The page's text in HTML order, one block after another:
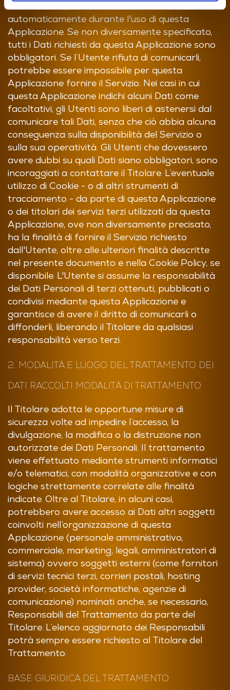
automaticamente durante l'uso di questa
Applicazione. Se non diversamente specificato,
tutti i Dati richiesti da questa Applicazione sono
obbligatori. Se l’Utente rifiuta di comunicarli,
potrebbe essere impossibile per questa
Applicazione fornire il Servizio. Nei casi in cui
questa Applicazione indichi alcuni Dati come
facoltativi, gli Utenti sono liberi di astenersi dal
comunicare tali Dati, senza che ciò abbia alcuna
conseguenza sulla disponibilità del Servizio o
sulla sua operatività. Gli Utenti che dovessero
avere dubbi su quali Dati siano obbligatori, sono
incoraggiati a contattare il Titolare. L’eventuale
utilizzo di Cookie - o di altri strumenti di
tracciamento - da parte di questa Applicazione
o dei titolari dei servizi terzi utilizzati da questa
Applicazione, ove non diversamente precisato,
ha la finalità di fornire il Servizio richiesto
dall'Utente, oltre alle ulteriori finalità descritte
nel presente documento e nella Cookie Policy, se
disponibile. L'Utente si assume la responsabilità
dei Dati Personali di terzi ottenuti, pubblicati o
condivisi mediante questa Applicazione e
garantisce di avere il diritto di comunicarli o
diffonderli, liberando il Titolare da qualsiasi
responsabilità verso terzi.
2. MODALITÀ E LUOGO DEL TRATTAMENTO DEI
DATI RACCOLTI MODALITÀ DI TRATTAMENTO
Il Titolare adotta le opportune misure di
sicurezza volte ad impedire l’accesso, la
divulgazione, la modifica o la distruzione non
autorizzate dei Dati Personali. Il trattamento
viene effettuato mediante strumenti informatici
e/o telematici, con modalità organizzative e con
logiche strettamente correlate alle finalità
indicate. Oltre al Titolare, in alcuni casi,
potrebbero avere accesso ai Dati altri soggetti
coinvolti nell’organizzazione di questa
Applicazione (personale amministrativo,
commerciale, marketing, legali, amministratori di
sistema) ovvero soggetti esterni (come fornitori
di servizi tecnici terzi, corrieri postali, hosting
provider, società informatiche, agenzie di
comunicazione) nominati anche, se necessario,
Responsabili del Trattamento da parte del
Titolare. L’elenco aggiornato dei Responsabili
potrà sempre essere richiesto al Titolare del
Trattamento.
BASE GIURIDICA DEL TRATTAMENTO